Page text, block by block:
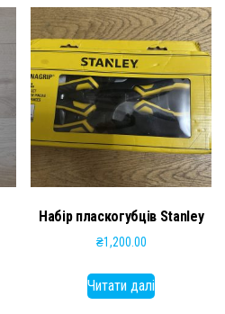
Набір пласкогубців Stanley
₴1,200.00
Читати далі